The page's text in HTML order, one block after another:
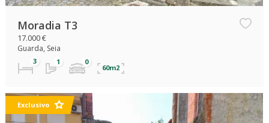
Moradia T3
17.000 €
Guarda, Seia
60m2
Exclusivo